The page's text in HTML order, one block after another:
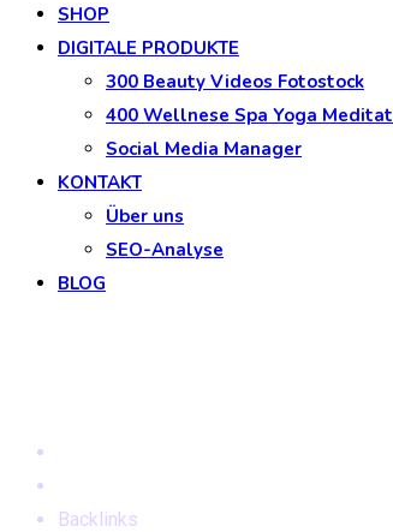
SHOP
DIGITALE PRODUKTE
300 Beauty Videos Fotostock
400 Wellnese Spa Yoga
Social Media Manager
KONTAKT
Über uns
SEO-Analyse
BLOG
Backlinks